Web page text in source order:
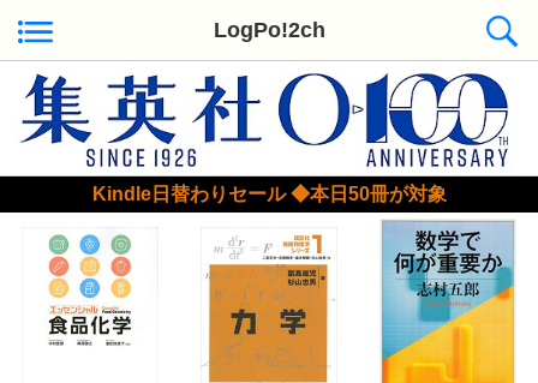
LogPo!2ch
Kindle日替わりセール ◆本日50冊が対象